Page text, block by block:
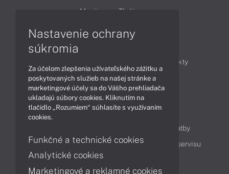
Monitory
Tlačiarne
Produkty
Technológie
Videá
Obsah
Možnosti doručenia a platby
Podpora a servis
Servisné služby Cenník servisu
Nastavenie ochrany
súkromia
Za účelom zlepšenia užívateľského zážitku a
poskytovaných služieb na našej stránke a
marketingové účely sa do Vášho prehliadača
ukladajú súbory cookies. Kliknutím na
tlačidlo „Rozumiem“ súhlasíte s využívaním
cookies.
Funkčné a technické cookies
Analytické cookies
Marketingové a reklamné cookies